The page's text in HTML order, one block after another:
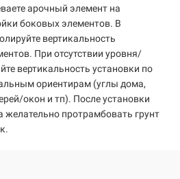
арочный элемент на
боковых элементов. В
вертикальность
При отсутствии уровня/
вертикальность установки по
ориентирам (углы дома,
окон и тп). После установки
протрамбовать грунт